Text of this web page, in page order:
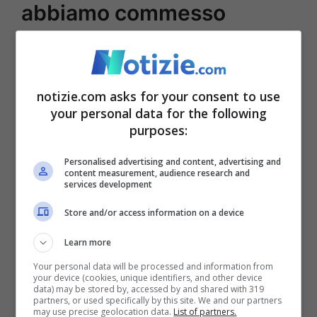
abbiamo commesso
Rampelli sulle elezioni in Sardegna – Notizie.com – © Ansa
notizie.com asks for your consent to use
your personal data for the following
purposes:
Personalised advertising and content, advertising and
content measurement, audience research and
services development
Store and/or access information on a device
Learn more
Your personal data will be processed and information from
your device (cookies, unique identifiers, and other device
data) may be stored by, accessed by and shared with 319
partners, or used specifically by this site. We and our partners
may use precise geolocation data. List of partners.